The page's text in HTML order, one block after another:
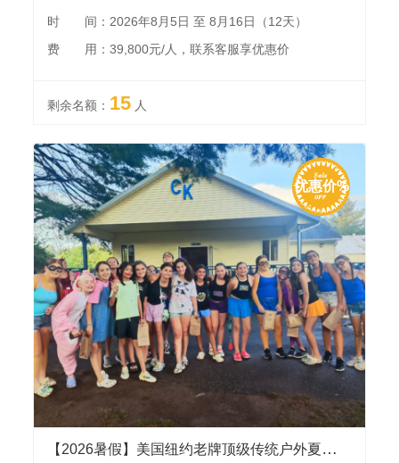
时 间：2026年8月5日 至 8月16日（12天）
费 用：39,800元/人，联系客服享优惠价
剩余名额： 15 人
优惠价%
【2026暑假】美国纽约老牌顶级传统户外夏令营 l 美国中产家庭95%的超高复购率，全英文环境下中美孩子同吃同住一起运动！